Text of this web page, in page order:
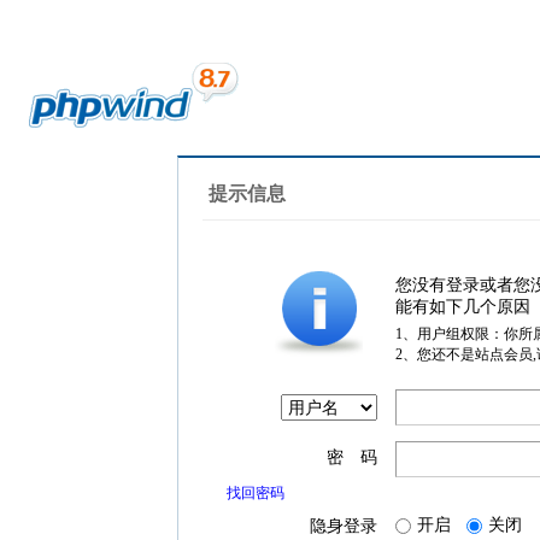
提示信息
您没有登录或者您
能有如下几个原因
1、用户组权限：你所
2、您还不是站点会员
密 码
找回密码
隐身登录 开启 关闭